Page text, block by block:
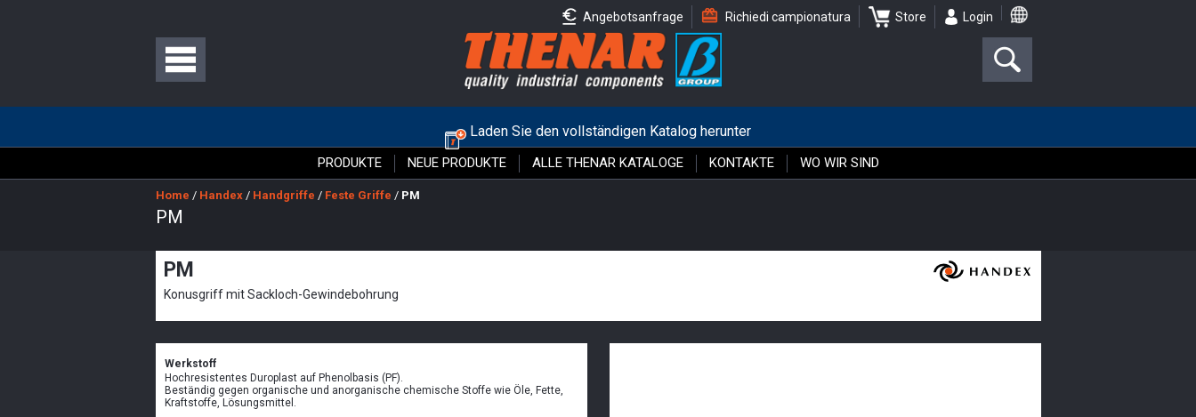
Login
Store
Richiedi campionatura
Angebotsanfrage
Laden Sie den vollständigen Katalog herunter
PRODUKTE NEUE PRODUKTE ALLE THENAR KATALOGE KONTAKTE WO WIR SIND
Home / Handex/ Handgriffe / Feste Griffe / PM
PM
PM
Konusgriff mit Sackloch-Gewindebohrung
Werkstoff
Hochresistentes Duroplast auf Phenolbasis (PF).
Beständig gegen organische und anorganische chemische Stoffe wie Öle, Fette,
Kraftstoffe, Lösungsmittel.